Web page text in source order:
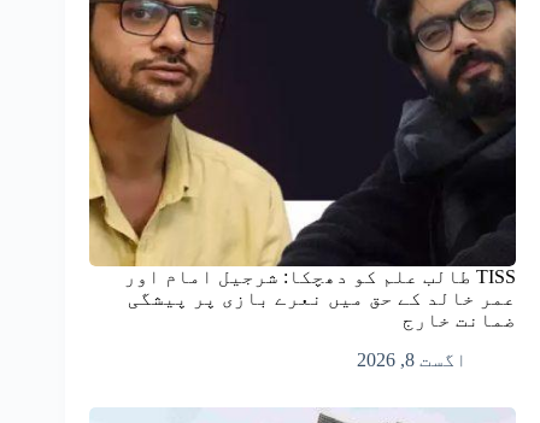
TISS طالب علم کو دھچکا: شرجیل امام اور
عمر خالد کے حق میں نعرے بازی پر پیشگی
ضمانت خارج
اگست 8, 2026